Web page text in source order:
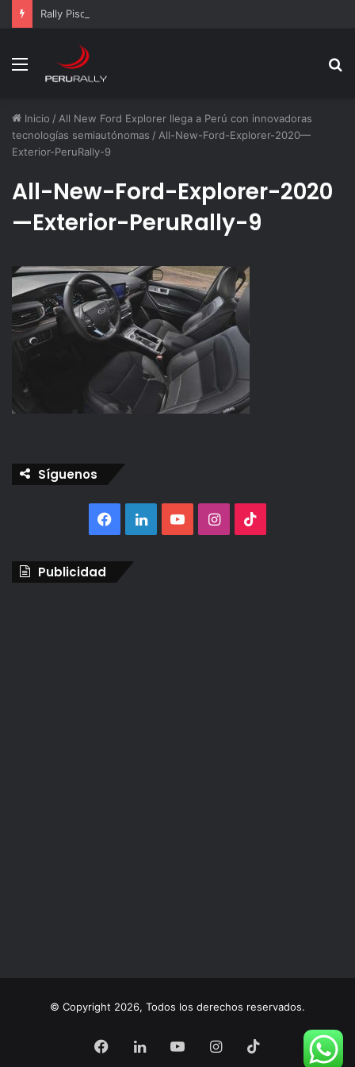
Rally Pisco 2026: todo listo para la gran final del RallyACP
Menú
Inicio / All New Ford Explorer llega a Perú con innovadoras
tecnologías semiautónomas / All-New-Ford-Explorer-2020—
Exterior-PeruRally-9
All-New-Ford-Explorer-2020
—Exterior-PeruRally-9
Síguenos
Facebook
LinkedInYouTubeInstagram
Publicidad
© Copyright 2026, Todos los derechos reservados.
Facebook
LinkedInYouTubeInstagram